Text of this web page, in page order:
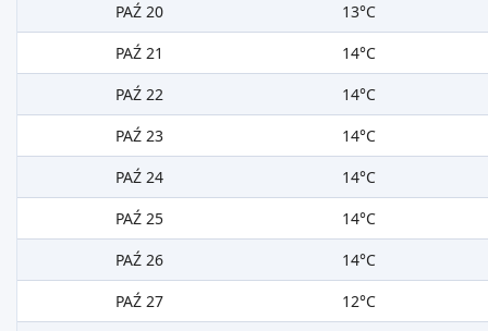
PAŹ 20
13°C
PAŹ 21
14°C
PAŹ 22
14°C
PAŹ 23
14°C
PAŹ 24
14°C
PAŹ 25
14°C
PAŹ 26
14°C
PAŹ 27
12°C